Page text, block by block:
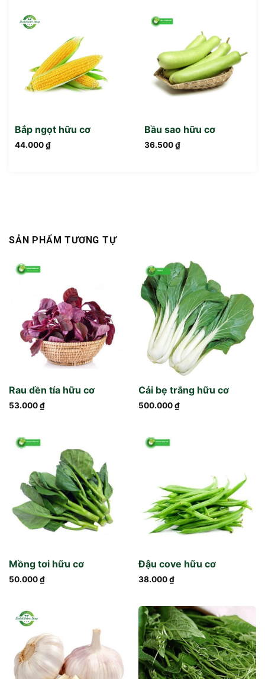
Bắp ngọt hữu cơ
44.000₫
Bầu sao hữu cơ
36.500₫
SẢN PHẨM TƯƠNG TỰ
Rau dền tía hữu cơ
53.000₫
Cải bẹ trắng hữu cơ
500.000₫
Mồng tơi hữu cơ
50.000₫
Đậu cove hữu cơ
38.000₫